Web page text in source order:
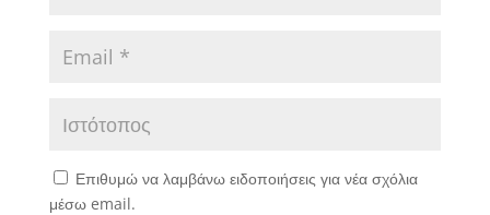
Επιθυμώ να λαμβάνω ειδοποιήσεις για νέα σχόλια
μέσω email.